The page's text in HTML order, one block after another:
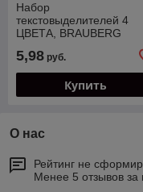
Набор
текстовыделителей 4
ЦВЕТА, BRAUBERG
письма 1-5 мм, 151689
5,98 руб.
Купить
О нас
Рейтинг не
Менее 5 отзывов за